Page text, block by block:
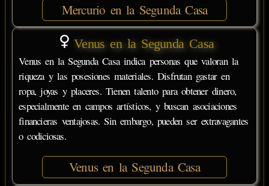
Mercurio en la Segunda Casa
Venus en la Segunda Casa
Venus en la Segunda Casa indica personas que valoran la
riqueza y las posesiones materiales. Disfrutan gastar en
ropa, joyas y placeres. Tienen talento para obtener dinero,
especialmente en campos artísticos, y buscan asociaciones
financieras ventajosas. Sin embargo, pueden ser extravagantes
o codiciosas.
Venus en la Segunda Casa